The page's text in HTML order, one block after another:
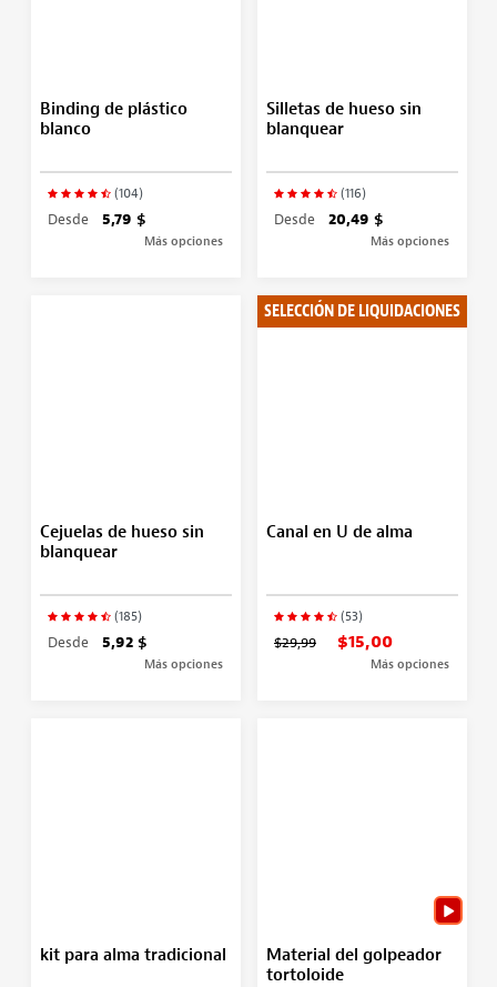
Binding de plástico
blanco
(104)
Desde 5,79 $
Más opciones
Silletas de hueso sin
blanquear
(116)
Desde 20,49 $
Más opciones
Cejuelas de hueso sin
blanquear
(185)
Desde 5,92 $
Más opciones
SELECCIÓN DE LIQUIDACIONES
Canal en U de alma
(53)
$29,99 $15,00
Más opciones
kit para alma tradicional
Material del golpeador
tortoloide